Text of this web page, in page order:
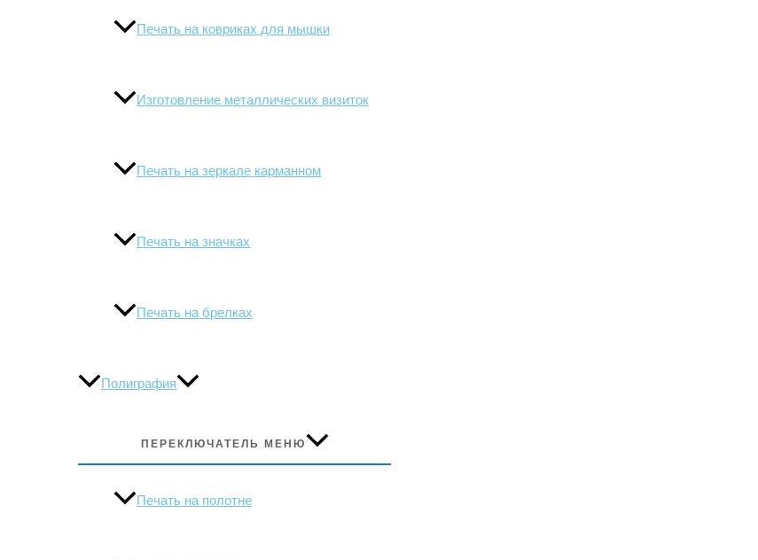
Печать на ковриках для мышки
Изготовление металлических визиток
Печать на зеркале карманном
Печать на значках
Печать на брелках
Полиграфия
ПЕРЕКЛЮЧАТЕЛЬ МЕНЮ
Печать на полотне